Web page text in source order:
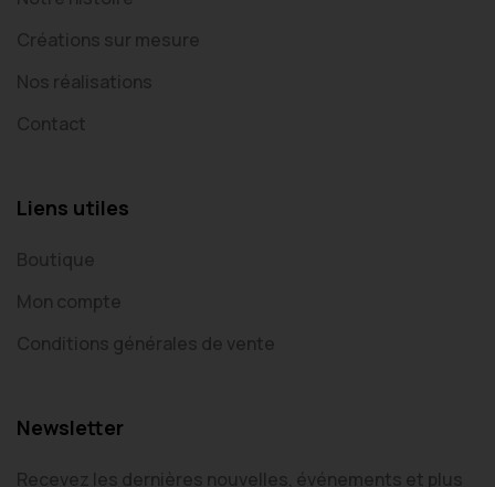
Créations sur mesure
Nos réalisations
Contact
Liens utiles
Boutique
Mon compte
Conditions générales de vente
Newsletter
Recevez les dernières nouvelles, événements et plus